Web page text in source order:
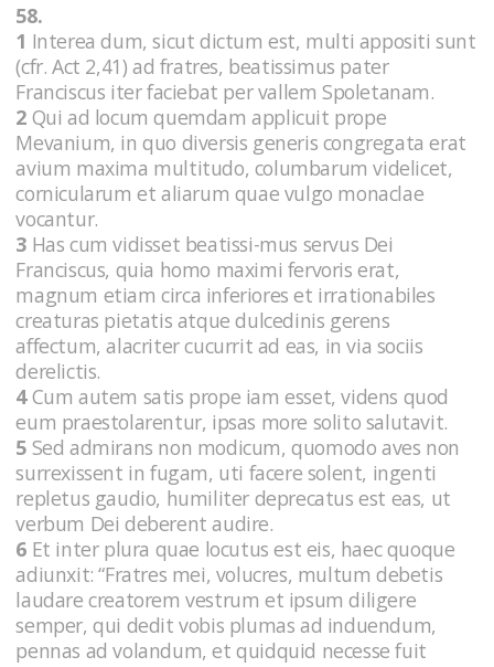
58.
1 Interea dum, sicut dictum est, multi appositi sunt
(cfr. Act 2,41) ad fratres, beatissimus pater
Franciscus iter faciebat per vallem Spoletanam.
2 Qui ad locum quemdam applicuit prope
Mevanium, in quo diversis generis congregata erat
avium maxima multitudo, columbarum videlicet,
cornicularum et aliarum quae vulgo monaclae
vocantur.
3 Has cum vidisset beatissi-mus servus Dei
Franciscus, quia homo maximi fervoris erat,
magnum etiam circa inferiores et irrationabiles
creaturas pietatis atque dulcedinis gerens
affectum, alacriter cucurrit ad eas, in via sociis
derelictis.
4Cum autem satis prope iam esset, videns quod
eum praestolarentur, ipsas more solito salutavit.
5 Sed admirans non modicum, quomodo aves non
surrexissent in fugam, uti facere solent, ingenti
repletus gaudio, humiliter deprecatus est eas, ut
verbum Dei deberent audire.
6 Et inter plura quae locutus est eis, haec quoque
adiunxit: “Fratres mei, volucres, multum debetis
laudare creatorem vestrum et ipsum diligere
semper, qui dedit vobis plumas ad induendum,
pennas ad volandum, et quidquid necesse fuit